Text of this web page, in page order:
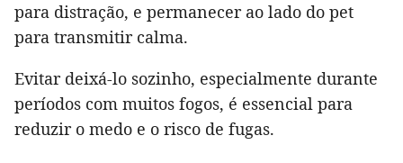
para distração, e permanecer ao lado do pet
para transmitir calma.
Evitar deixá-lo sozinho, especialmente durante
períodos com muitos fogos, é essencial para
reduzir o medo e o risco de fugas.